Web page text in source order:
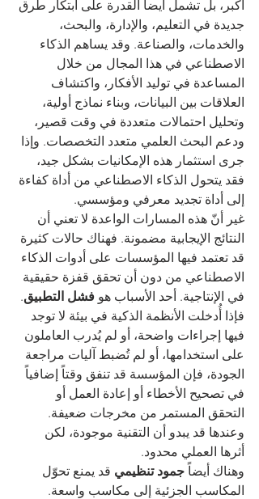
أكبر، بل تشمل أيضاً القدرة على ابتكار طرق
جديدة في التعليم، والإدارة، والبحث،
والخدمات، والصناعة. وقد يساهم الذكاء
الاصطناعي في هذا المجال من خلال
المساعدة في توليد الأفكار، واكتشاف
العلاقات بين البيانات، وبناء نماذج أولية،
وتحليل احتمالات متعددة في وقت قصير،
ودعم البحث العلمي متعدد التخصصات. وإذا
جرى استثمار هذه الإمكانيات بشكل جيد،
فقد يتحول الذكاء الاصطناعي من أداة كفاءة
إلى أداة تجديد معرفي ومؤسسي.
غير أنّ هذه المسارات الواعدة لا تعني أن
النتائج الإيجابية مضمونة. فهناك حالات كثيرة
قد تعتمد فيها المؤسسات على أدوات الذكاء
الاصطناعي من دون أن تحقق قفزة حقيقية
في الإنتاجية. أحد الأسباب هو فشل التطبيق.
فإذا أُدخلت الأنظمة الذكية في بيئة لا توجد
فيها إجراءات واضحة، أو لم يُدرب العاملون
على استخدامها، أو لم تُضبط آليات مراجعة
الجودة، فإن المؤسسة قد تنفق وقتاً إضافياً
في تصحيح الأخطاء أو إعادة العمل أو
التحقق المستمر من مخرجات ضعيفة.
وعندها قد يبدو أن التقنية موجودة، لكن
أثرها العملي محدود.
وهناك أيضاً جمود تنظيمي قد يمنع تحوّل
المكاسب الجزئية إلى مكاسب واسعة.